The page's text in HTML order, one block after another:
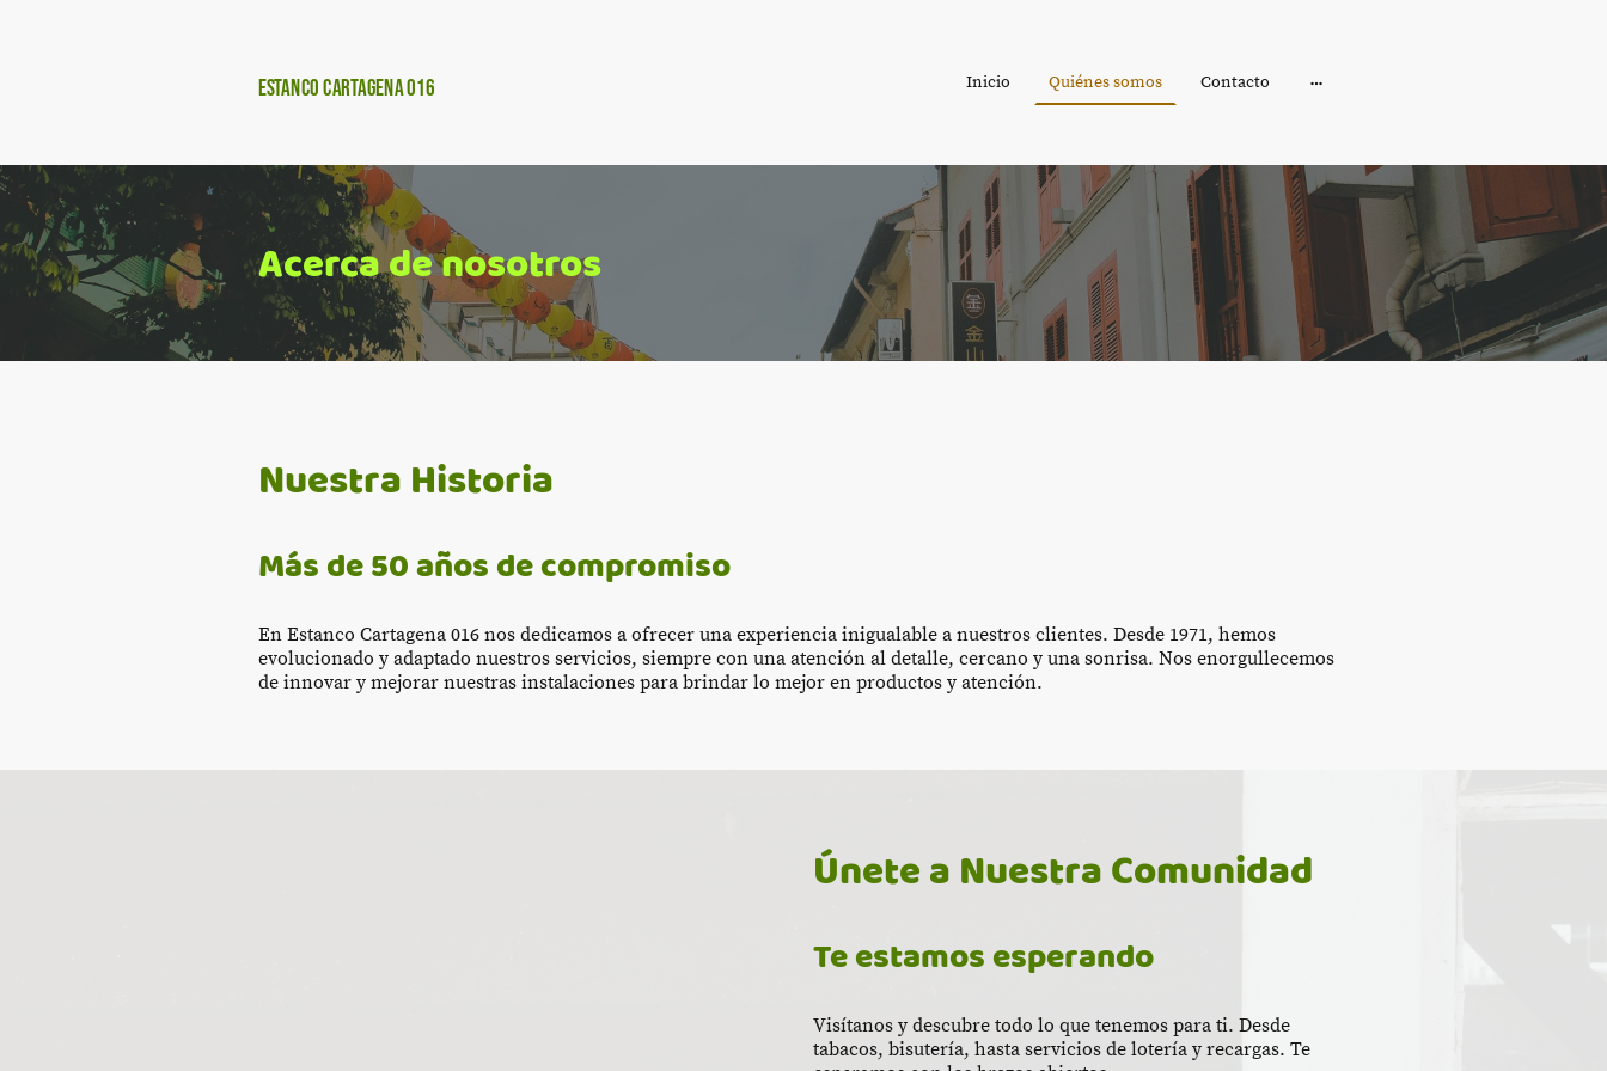
Estanco Cartagena 016 Inicio Quiénes somos Contacto
Acerca de nosotros
Nuestra Historia
Más de 50 años de compromiso
En Estanco Cartagena 016 nos dedicamos a ofrecer una experiencia inigualable a nuestros clientes. Desde 1971, hemos
evolucionado y adaptado nuestros servicios, siempre con una atención al detalle, cercano y una sonrisa. Nos enorgullecemos
de innovar y mejorar nuestras instalaciones para brindar lo mejor en productos y atención.
Únete a Nuestra Comunidad
Te estamos esperando
Visítanos y descubre todo lo que tenemos para ti. Desde
tabacos, bisutería, hasta servicios de lotería y recargas. Te